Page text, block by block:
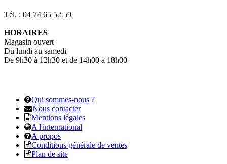
Tél. : 04 74 65 52 59
HORAIRES
Magasin ouvert
Du lundi au samedi
De 9h30 à 12h30 et de 14h00 à 18h00
Qui sommes-nous ?
Nous contacter
Mentions légales
A l'international
A propos
Conditions générale de ventes
Plan de site